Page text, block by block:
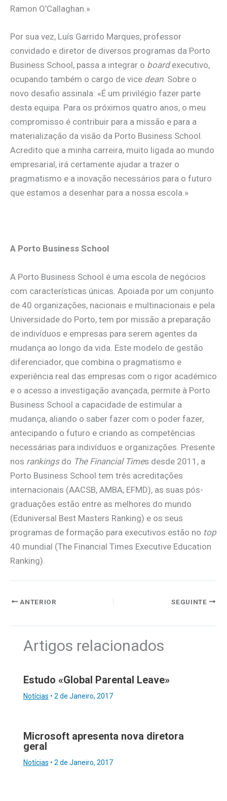
Ramon O’Callaghan.»
Por sua vez, Luís Garrido Marques, professor
convidado e diretor de diversos programas da Porto
Business School, passa a integrar o boardexecutivo,
ocupando também o cargo de vice dean. Sobre o
novo desafio assinala: «É um privilégio fazer parte
desta equipa. Para os próximos quatro anos, o meu
compromisso é contribuir para a missão e para a
materialização da visão da Porto Business School.
Acredito que a minha carreira, muito ligada ao mundo
empresarial, irá certamente ajudar a trazer o
pragmatismo e a inovação necessários para o futuro
que estamos a desenhar para a nossa escola.»
A Porto Business School
A Porto Business School é uma escola de negócios
com características únicas. Apoiada por um conjunto
de 40 organizações, nacionais e multinacionais e pela
Universidade do Porto, tem por missão a preparação
de indivíduos e empresas para serem agentes da
mudança ao longo da vida. Este modelo de gestão
diferenciador, que combina o pragmatismo e
experiência real das empresas com o rigor académico
e o acesso a investigação avançada, permite à Porto
Business School a capacidade de estimular a
mudança, aliando o saber fazer com o poder fazer,
antecipando o futuro e criando as competências
necessárias para indivíduos e organizações. Presente
nos rankingsdo The Financial Times desde 2011, a
Porto Business School tem três acreditações
internacionais (AACSB, AMBA, EFMD), as suas pós-
graduações estão entre as melhores do mundo
(Eduniversal Best Masters Ranking) e os seus
programas de formação para executivos estão no top
40 mundial (The Financial Times Executive Education
Ranking).
ANTERIOR SEGUINTE
Artigos relacionados
Estudo «Global Parental Leave»
Notícias • 2 de Janeiro, 2017
Microsoft apresenta nova diretora
geral
Notícias • 2 de Janeiro, 2017